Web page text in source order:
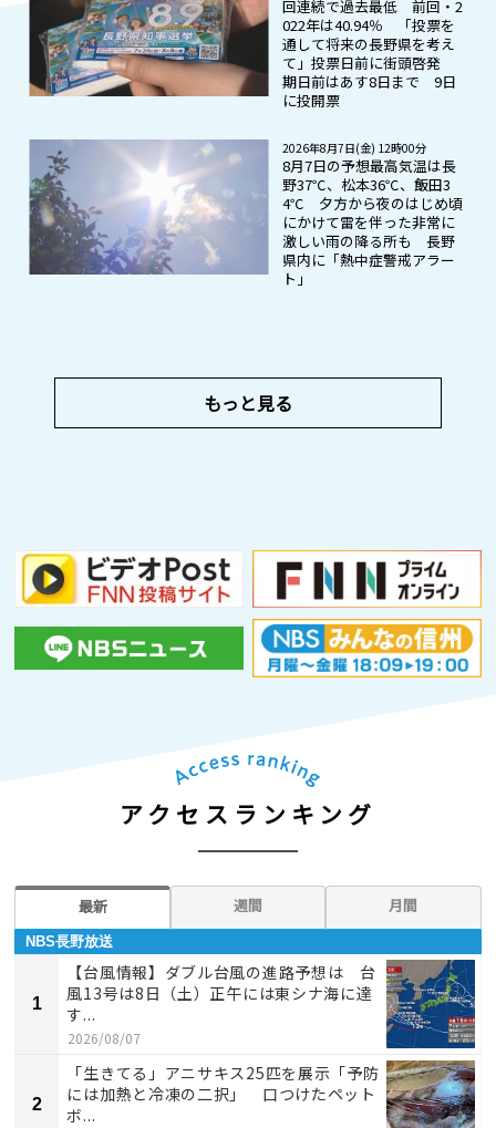
回連続で過去最低 前回・2
022年は40.94％ 「投票を
通して将来の長野県を考え
て」投票日前に街頭啓発
期日前はあす8日まで 9日
に投開票
2026年8月7日(金) 12時00分
8月7日の予想最高気温は長
野37℃、松本36℃、飯田3
4℃ 夕方から夜のはじめ頃
にかけて雷を伴った非常に
激しい雨の降る所も 長野
県内に「熱中症警戒アラー
ト」
もっと見る
アクセスランキング
最新 週間 月間
NBS長野放送
1
【台風情報】ダブル台風の進路予想は 台
風13号は8日（土）正午には東シナ海に達
す...
2026/08/07
2
「生きてる」アニサキス25匹を展示「予防
には加熱と冷凍の二択」 口つけたペット
ボ...